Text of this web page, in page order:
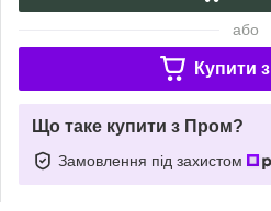
або
Купити з
Що таке купити з Пром?
Замовлення під захистом